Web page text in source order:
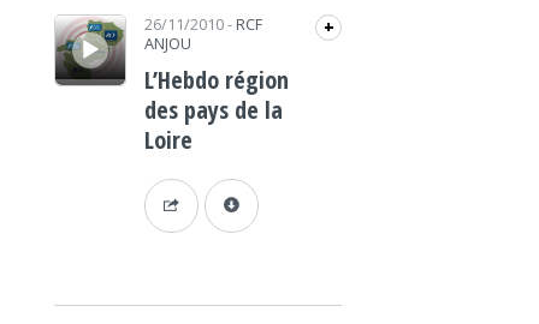
Lecteur audio 26/11/2010- RCF
ANJOU
+
L’Hebdo région
des pays de la
Loire